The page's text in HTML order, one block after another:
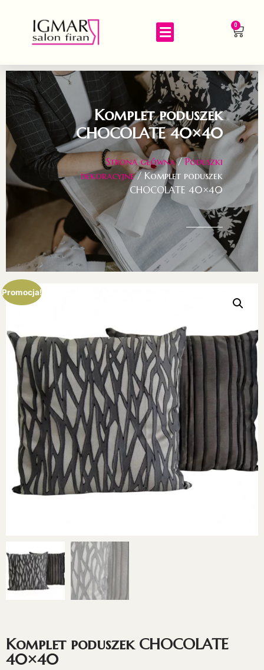
0
Komplet poduszek
CHOCOLATE 40×40
Strona główna/Poduszki
dekoracyjne/ Komplet poduszek
CHOCOLATE 40×40
Promocja!
Komplet poduszek CHOCOLATE
40×40